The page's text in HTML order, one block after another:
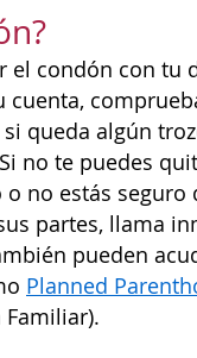
el condón con tu
cuenta,
queda algún
no te puedes
no estás seguro
partes, llama
pueden
Planned